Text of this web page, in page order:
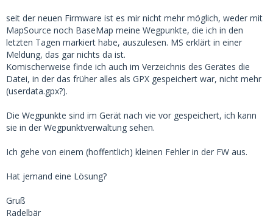
seit der neuen Firmware ist es mir nicht mehr möglich, weder mit
MapSource noch BaseMap meine Wegpunkte, die ich in den
letzten Tagen markiert habe, auszulesen. MS erklärt in einer
Meldung, das gar nichts da ist.
Komischerweise finde ich auch im Verzeichnis des Gerätes die
Datei, in der das früher alles als GPX gespeichert war, nicht mehr
(userdata.gpx?).
Die Wegpunkte sind im Gerät nach vie vor gespeichert, ich kann
sie in der Wegpunktverwaltung sehen.
Ich gehe von einem (hoffentlich) kleinen Fehler in der FW aus.
Hat jemand eine Lösung?
Gruß
Radelbär